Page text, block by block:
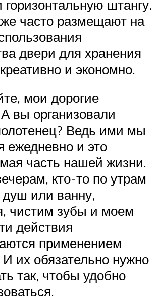
штангу.
часто размещают на
двери для хранения
и экономно.
мои дорогие
вы организовали
Ведь ими мы
ежедневно и это
часть нашей жизни.
кто-то по утрам
или ванну,
чистим зубы и моем
действия
применением
И их обязательно нужно
так, чтобы удобно